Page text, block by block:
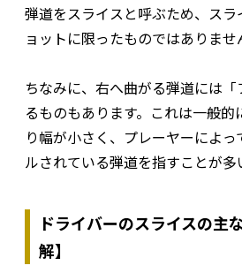
弾道をスライスと呼ぶため、ス
ョットに限ったものではありませ
ちなみに、右へ曲がる弾道には
るものもあります。これは一般
り幅が小さく、プレーヤーによ
ルされている弾道を指すことが多
ドライバーのスライスの主
解】